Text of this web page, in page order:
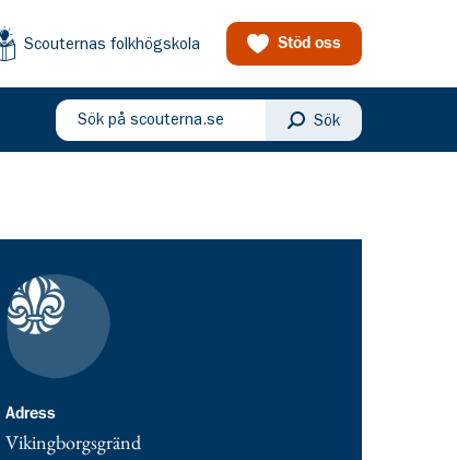
Scouternas folkhögskola Stöd oss
Sök på scouterna.se Sök
Kontaktuppgifter
Adressadress för Bollebygds Scoutkår
Vikingborgsgränd